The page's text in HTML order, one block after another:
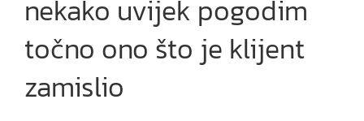
nekako uvijek pogodim
točno ono što je klijent
zamislio